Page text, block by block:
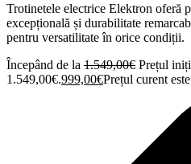
Trotinetele electrice Elektron oferă
excepțională și durabilitate
pentru versatilitate în orice condiții.
Începând de la 1.549,00€ Prețul
1.549,00€.999,00€Prețul curent